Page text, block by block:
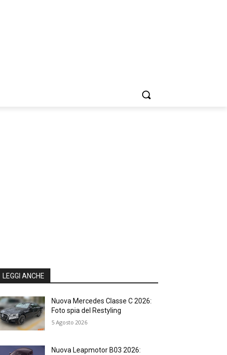
LEGGI ANCHE
Nuova Mercedes Classe C 2026:
Foto spia del Restyling
5 Agosto 2026
Nuova Leapmotor B03 2026: